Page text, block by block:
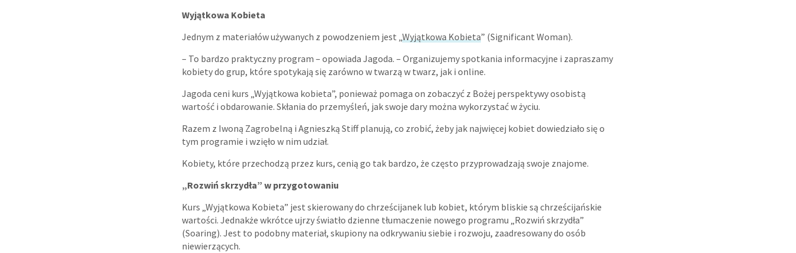
Wyjątkowa Kobieta
Jednym z materiałów używanych z powodzeniem jest „Wyjątkowa Kobieta” (Significant Woman).
– To bardzo praktyczny program – opowiada Jagoda. – Organizujemy spotkania informacyjne i zapraszamy
kobiety do grup, które spotykają się zarówno w twarzą w twarz, jak i online.
Jagoda ceni kurs „Wyjątkowa kobieta”, ponieważ pomaga on zobaczyć z Bożej perspektywy osobistą
wartość i obdarowanie. Skłania do przemyśleń, jak swoje dary można wykorzystać w życiu.
Razem z Iwoną Zagrobelną i Agnieszką Stiff planują, co zrobić, żeby jak najwięcej kobiet dowiedziało się o
tym programie i wzięło w nim udział.
Kobiety, które przechodzą przez kurs, cenią go tak bardzo, że często przyprowadzają swoje znajome.
„Rozwiń skrzydła” w przygotowaniu
Kurs „Wyjątkowa Kobieta” jest skierowany do chrześcijanek lub kobiet, którym bliskie są chrześcijańskie
wartości. Jednakże wkrótce ujrzy światło dzienne tłumaczenie nowego programu „Rozwiń skrzydła”
(Soaring). Jest to podobny materiał, skupiony na odkrywaniu siebie i rozwoju, zaadresowany do osób
niewierzących.